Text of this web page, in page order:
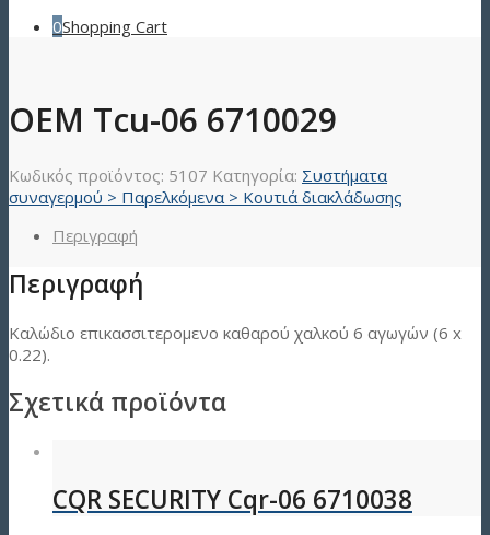
0Shopping Cart
OEM Tcu-06 6710029
Κωδικός προϊόντος: 5107 Κατηγορία: Συστήματα
συναγερμού > Παρελκόμενα > Κουτιά διακλάδωσης
Περιγραφή
Περιγραφή
Καλώδιο επικασσιτερομενο καθαρού χαλκού 6 αγωγών (6 x
0.22).
Σχετικά προϊόντα
CQR SΕCURΙΤΥ Cqr-06 6710038